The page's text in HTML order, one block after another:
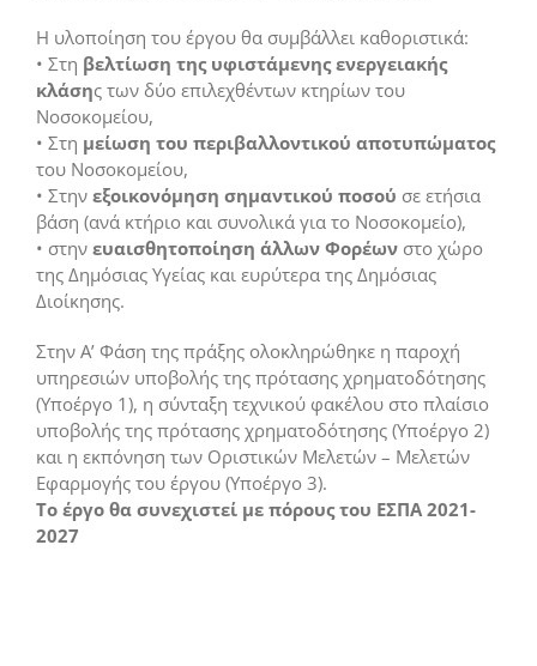
Η υλοποίηση του έργου θα συμβάλλει καθοριστικά:
• Στη βελτίωση της υφιστάμενης ενεργειακής
κλάσης των δύο επιλεχθέντων κτηρίων του
Νοσοκομείου,
• Στη μείωση του περιβαλλοντικού αποτυπώματος
του Νοσοκομείου,
• Στην εξοικονόμηση σημαντικού ποσού σε ετήσια
βάση (ανά κτήριο και συνολικά για το Νοσοκομείο),
• στην ευαισθητοποίηση άλλων Φορέων στο χώρο
της Δημόσιας Υγείας και ευρύτερα της Δημόσιας
Διοίκησης.
Στην Α’ Φάση της πράξης ολοκληρώθηκε η παροχή
υπηρεσιών υποβολής της πρότασης χρηματοδότησης
(Υποέργο 1), η σύνταξη τεχνικού φακέλου στο πλαίσιο
υποβολής της πρότασης χρηματοδότησης (Υποέργο 2)
και η εκπόνηση των Οριστικών Μελετών – Μελετών
Εφαρμογής του έργου (Υποέργο 3).
Το έργο θα συνεχιστεί με πόρους του ΕΣΠΑ 2021-
2027